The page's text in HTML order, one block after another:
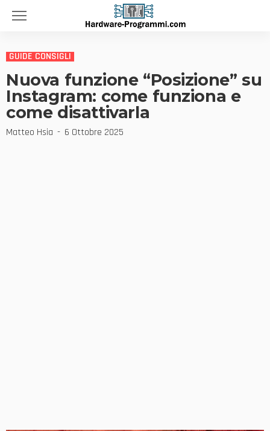
GUIDE CONSIGLI
Nuova funzione “Posizione” su
Instagram: come funziona e
come disattivarla
Matteo Hsia 6 Ottobre 2025